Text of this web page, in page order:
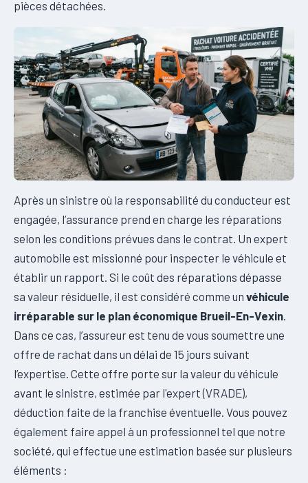
pièces détachées.
Après un sinistre où la responsabilité du conducteur est
engagée, l’assurance prend en charge les réparations
selon les conditions prévues dans le contrat. Un expert
automobile est missionné pour inspecter le véhicule et
établir un rapport. Si le coût des réparations dépasse
sa valeur résiduelle, il est considéré comme un véhicule
irréparable sur le plan économique Brueil-En-Vexin
Dans ce cas, l’assureur est tenu de vous soumettre une
offre de rachat dans un délai de 15 jours suivant
l’expertise. Cette offre porte sur la valeur du véhicule
avant le sinistre, estimée par l'expert (VRADE),
déduction faite de la franchise éventuelle. Vous pouvez
également faire appel à un professionnel tel que notre
société, qui effectue une estimation basée sur plusieurs
éléments :